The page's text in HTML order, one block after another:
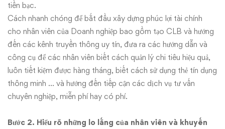
tiền bạc.
Cách nhanh chóng để bắt đầu xây dựng phúc lợi tài chính
cho nhân viên của Doanh nghiệp bao gồm tạo CLB và hướng
đến các kênh truyền thông uy tín, đưa ra các hướng dẫn và
công cụ để các nhân viên biết cách quản lý chi tiêu hiệu quả,
luôn tiết kiệm được hàng tháng, biết cách sử dụng thẻ tín dụng
thông minh … và hướng đến tiếp cận các dịch vụ tư vấn
chuyên nghiệp, miễn phí hay có phí.
Bước 2. Hiểu rõ những lo lắng của nhân viên và khuyến